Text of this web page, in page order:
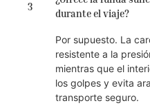
3
durante el viaje?
Por supuesto. La
resistente a la
mientras que el
los golpes y evita
transporte seguro.